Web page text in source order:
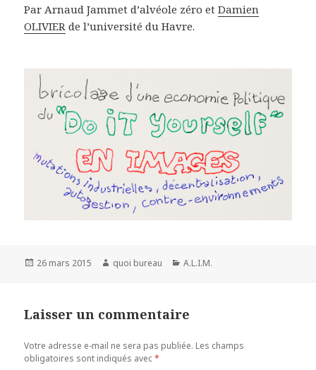
Par Arnaud Jammet d’alvéole zéro etDamien
OLIVIER de l’université du Havre.
Publié
26 mars 2015 Auteur
quoi bureau Catégories
A.L.I.M.
Laisser un commentaire
Votre adresse e-mail ne sera pas publiée. Les champs
obligatoires sont indiqués avec*